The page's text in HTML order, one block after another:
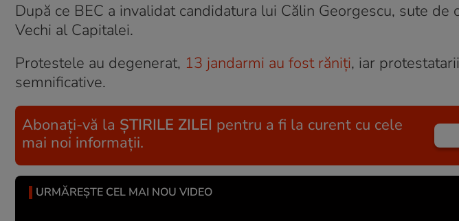
După ce BEC a invalidat candidatura lui Călin Georgescu, sute
Vechi al Capitalei.
Protestele au degenerat, 13 jandarmi au fost răniți, iar
semnificative.
Abonați-vă la ȘTIRILE ZILEI pentru a fi la curent cu cele
mai noi informații.
URMĂREȘTE CEL MAI NOU VIDEO